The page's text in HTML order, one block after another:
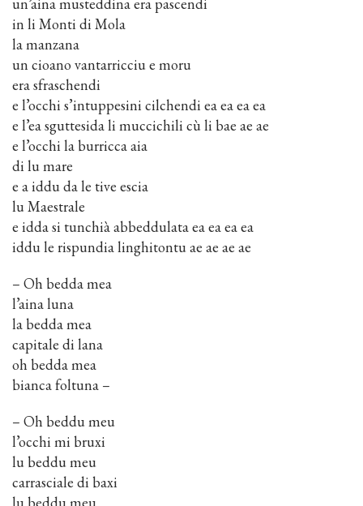
in li Monti di Mola
la manzana
un cioano vantarricciu e moru
era sfraschendi
e l’occhi s’intuppesini cilchendi ea ea ea ea
e l’ea sguttesida li muccichili cù li bae ae ae
e l’occhi la burricca aia
di lu mare
e a iddu da le tive escia
lu Maestrale
e idda si tunchià abbeddulata ea ea ea ea
iddu le rispundia linghitontu ae ae ae ae
– Oh bedda mea
l’aina luna
la bedda mea
capitale di lana
oh bedda mea
bianca foltuna –
– Oh beddu meu
l’occhi mi bruxi
lu beddu meu
carrasciale di baxi
lu beddu meu